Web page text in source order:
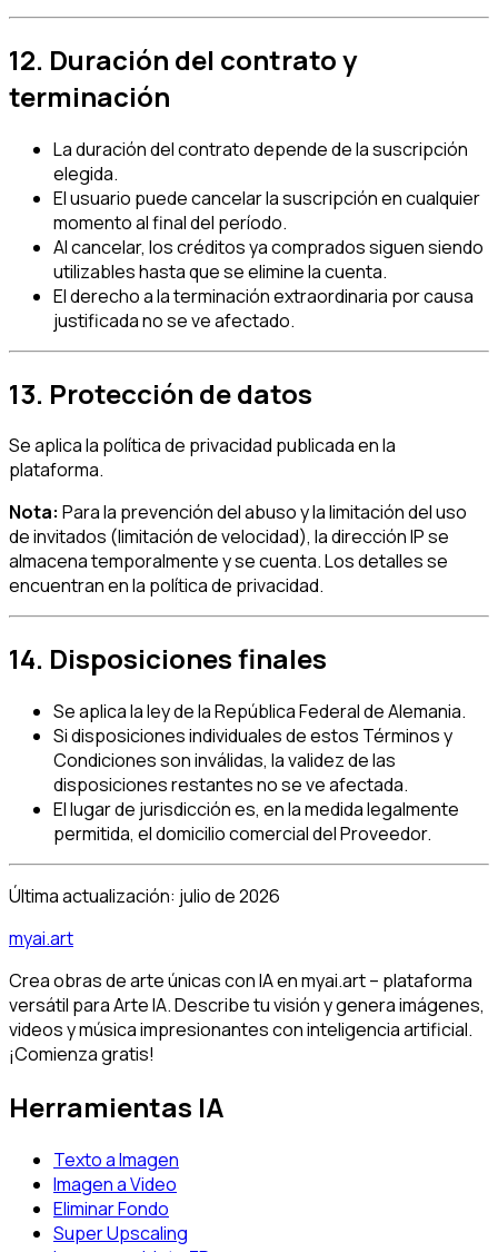
12. Duración del contrato y
terminación
La duración del contrato depende de la suscripción
elegida.
El usuario puede cancelar la suscripción en cualquier
momento al final del período.
Al cancelar, los créditos ya comprados siguen siendo
utilizables hasta que se elimine la cuenta.
El derecho a la terminación extraordinaria por causa
justificada no se ve afectado.
13. Protección de datos
Se aplica la política de privacidad publicada en la
plataforma.
Nota: Para la prevención del abuso y la limitación del uso
de invitados (limitación de velocidad), la dirección IP se
almacena temporalmente y se cuenta. Los detalles se
encuentran en la política de privacidad.
14. Disposiciones finales
Se aplica la ley de la República Federal de Alemania.
Si disposiciones individuales de estos Términos y
Condiciones son inválidas, la validez de las
disposiciones restantes no se ve afectada.
El lugar de jurisdicción es, en la medida legalmente
permitida, el domicilio comercial del Proveedor.
Última actualización: julio de 2026
myai.art
Crea obras de arte únicas con IA en myai.art – plataforma
versátil para Arte IA. Describe tu visión y genera imágenes,
videos y música impresionantes con inteligencia artificial.
¡Comienza gratis!
Herramientas IA
Texto a Imagen
Imagen a Video
Eliminar Fondo
Super Upscaling